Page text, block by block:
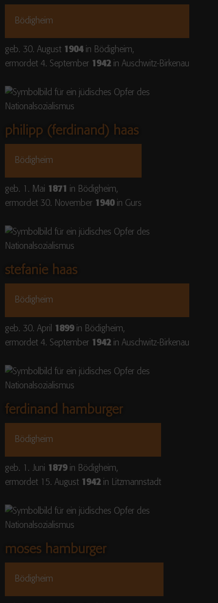
Bödigheim
geb. 30. August 1904 in Bödigheim,
ermordet 4. September 1942 in Auschwitz-Birkenau
philipp (ferdinand) haas
Bödigheim
geb. 1. Mai 1871 in Bödigheim,
ermordet 30. November 1940in Gurs
stefanie haas
Bödigheim
geb. 30. April 1899 in Bödigheim,
ermordet 4. September 1942 in Auschwitz-Birkenau
ferdinand hamburger
Bödigheim
geb. 1. Juni 1879in Bödigheim,
ermordet 15. August 1942 in Litzmannstadt
moses hamburger
Bödigheim